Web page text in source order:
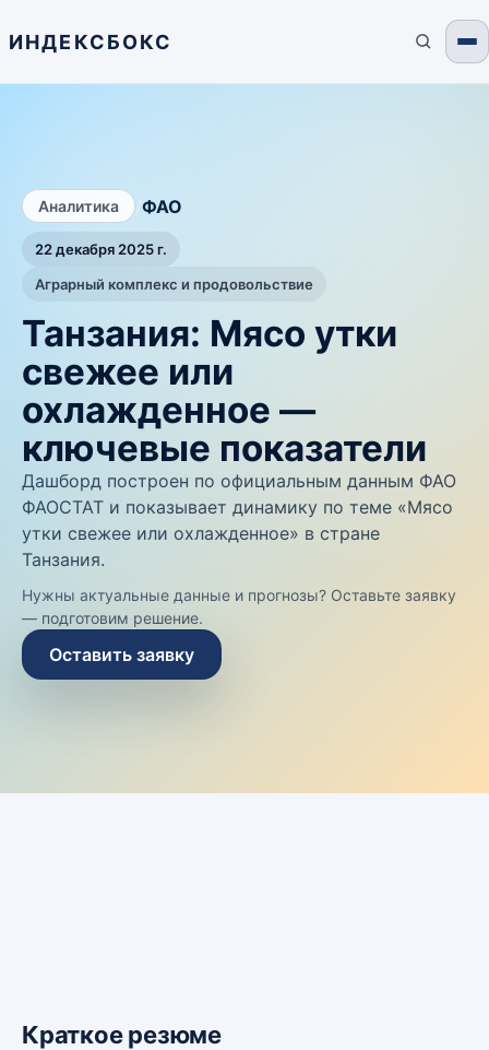
ИНДЕКСБОКС
Аналитика ФАО
22 декабря 2025 г.
Аграрный комплекс и продовольствие
Танзания: Мясо утки
свежее или
охлажденное —
ключевые показатели
Дашборд построен по официальным данным ФАО
ФАОСТАТ и показывает динамику по теме «Мясо
утки свежее или охлажденное» в стране
Танзания.
Нужны актуальные данные и прогнозы? Оставьте заявку
— подготовим решение.
Оставить заявку
Краткое резюме